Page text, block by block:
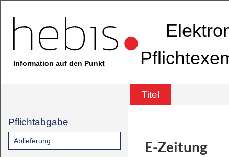
Information auf den Punkt
Titel
Pflichtabgabe
Ablieferung E-Zeitung